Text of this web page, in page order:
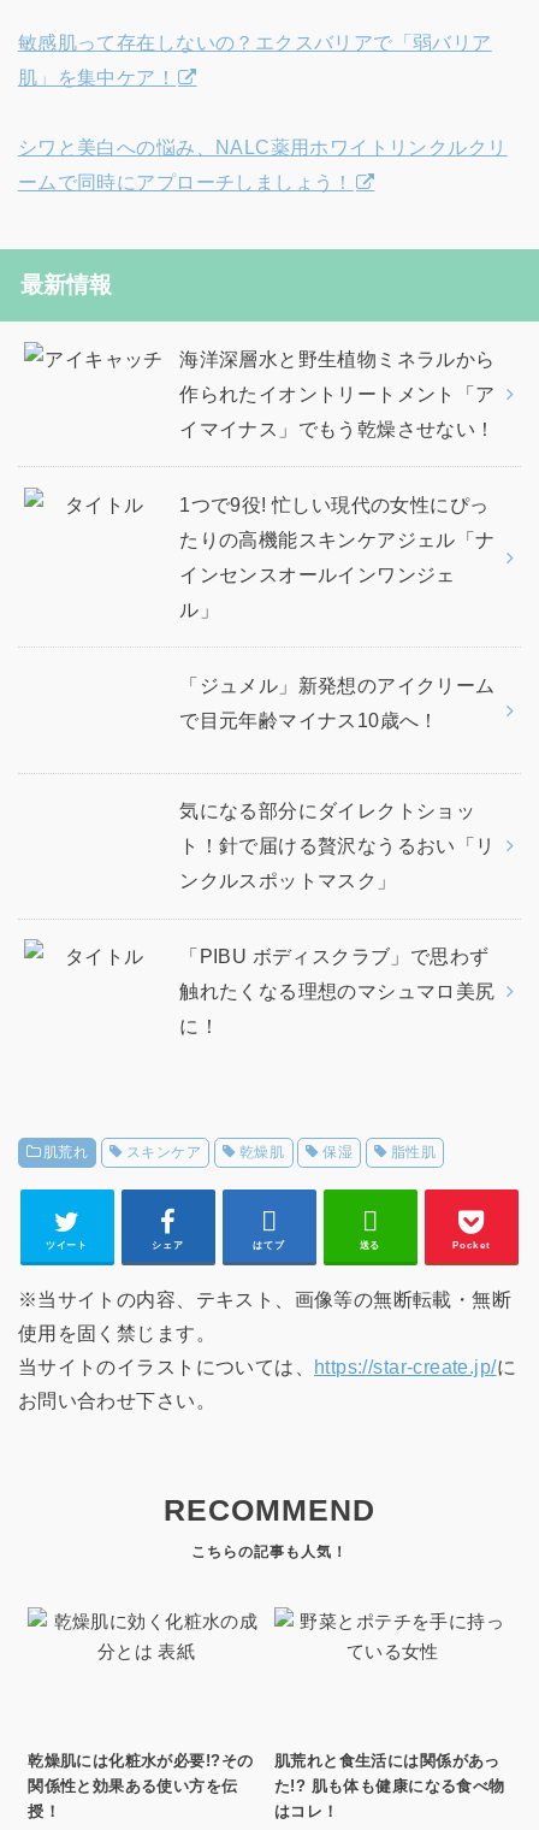
敏感肌って存在しないの？エクスバリアで「弱バリア
肌」を集中ケア！
シワと美白への悩み、NALC薬用ホワイトリンクルクリ
ームで同時にアプローチしましょう！
最新情報
海洋深層水と野生植物ミネラルから
作られたイオントリートメント「ア
イマイナス」でもう乾燥させない！
1つで9役! 忙しい現代の女性にぴっ
たりの高機能スキンケアジェル「ナ
インセンスオールインワンジェ
ル」
「ジュメル」新発想のアイクリーム
で目元年齢マイナス10歳へ！
気になる部分にダイレクトショッ
ト！針で届ける贅沢なうるおい「リ
ンクルスポットマスク」
「PIBU ボディスクラブ」で思わず
触れたくなる理想のマシュマロ美尻
に！
肌荒れ スキンケア 乾燥肌 保湿 脂性肌
ツイート シェア はてブ 送る Pocket
※当サイトの内容、テキスト、画像等の無断転載・無断
使用を固く禁じます。
当サイトのイラストについては、 https://star-create.jp/に
お問い合わせ下さい。
RECOMMEND
乾燥肌には化粧水が必要!?その
関係性と効果ある使い方を伝
授！
肌荒れと食生活には関係があっ
た!? 肌も体も健康になる食べ物
はコレ！